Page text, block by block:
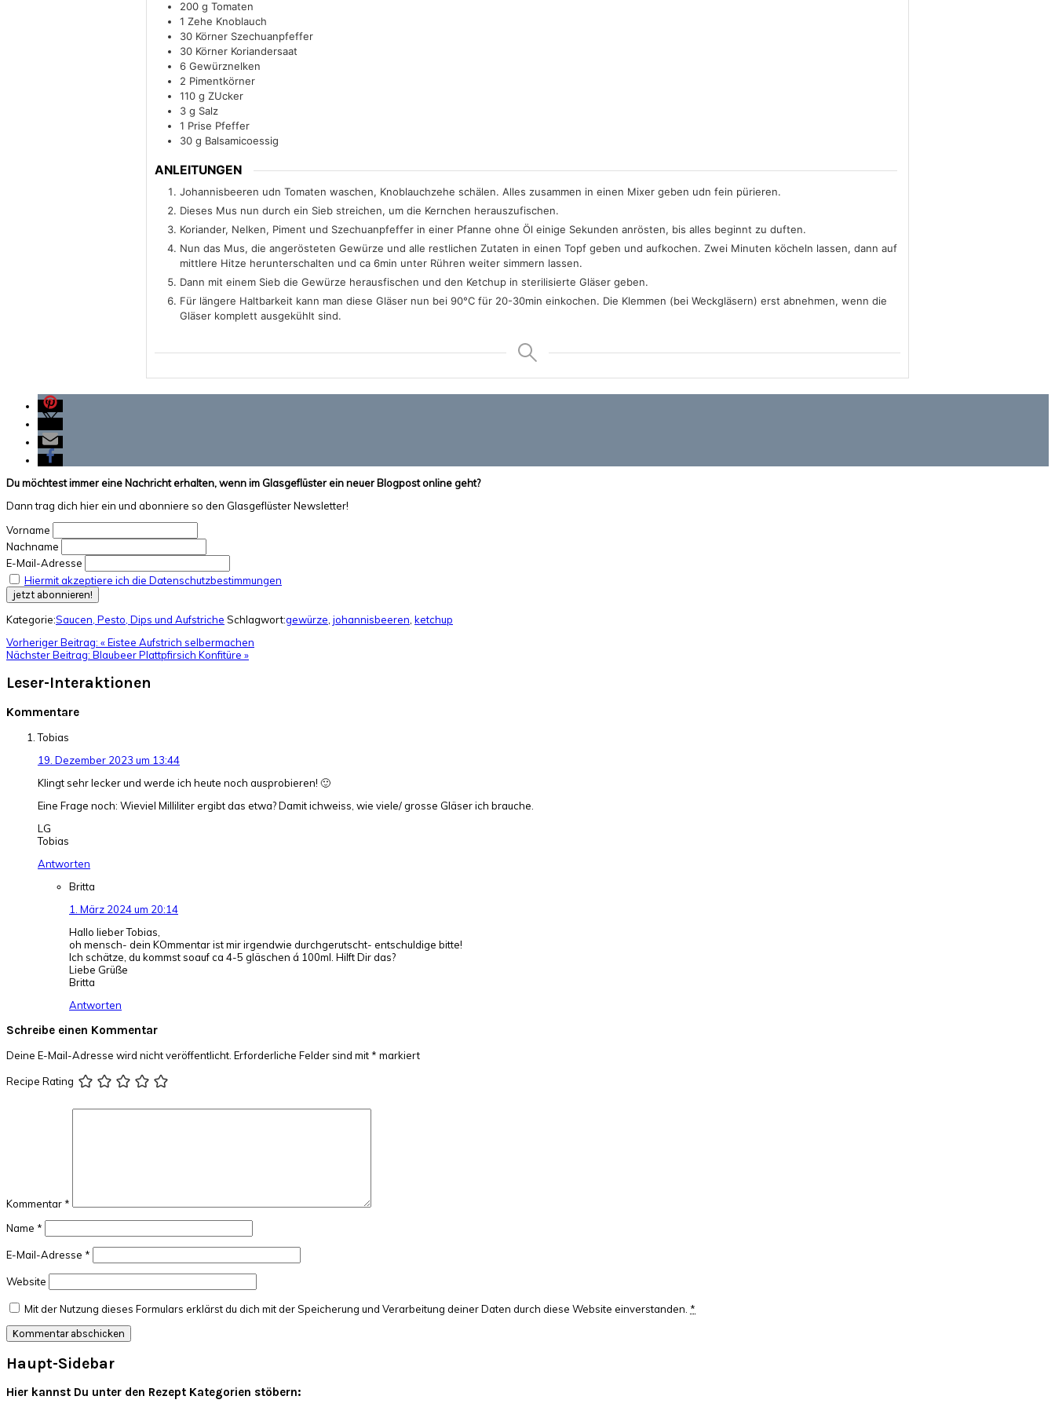
200 g Tomaten
1 Zehe Knoblauch
30 Körner Szechuanpfeffer
30 Körner Koriandersaat
6 Gewürznelken
2 Pimentkörner
110 g ZUcker
3 g Salz
1 Prise Pfeffer
30 g Balsamicoessig
ANLEITUNGEN
Johannisbeeren udn Tomaten waschen, Knoblauchzehe schälen. Alles zusammen in einen Mixer geben udn fein pürieren.
Dieses Mus nun durch ein Sieb streichen, um die Kernchen herauszufischen.
Koriander, Nelken, Piment und Szechuanpfeffer in einer Pfanne ohne Öl einige Sekunden anrösten, bis alles beginnt zu duften.
Nun das Mus, die angerösteten Gewürze und alle restlichen Zutaten in einen Topf geben und aufkochen. Zwei Minuten köcheln lassen, dann auf
mittlere Hitze herunterschalten und ca 6min unter Rühren weiter simmern lassen.
Dann mit einem Sieb die Gewürze herausfischen und den Ketchup in sterilisierte Gläser geben.
Für längere Haltbarkeit kann man diese Gläser nun bei 90°C für 20-30min einkochen. Die Klemmen (bei Weckgläsern) erst abnehmen, wenn die
Gläser komplett ausgekühlt sind.
Du möchtest immer eine Nachricht erhalten, wenn im Glasgeflüster ein neuer Blogpost online geht?
Dann trag dich hier ein und abonniere so den Glasgeflüster Newsletter!
Vorname
Nachname
E-Mail-Adresse
Hiermit akzeptiere ich die Datenschutzbestimmungen
Kategorie:Saucen, Pesto, Dips und Aufstriche Schlagwort:gewürze johannisbeeren ketchup
Vorheriger Beitrag: « Eistee Aufstrich selbermachen
Nächster Beitrag: Blaubeer Plattpfirsich Konfitüre »
Leser-Interaktionen
Kommentare
Tobias
19. Dezember 2023 um 13:44
Klingt sehr lecker und werde ich heute noch ausprobieren! 🙂
Eine Frage noch: Wieviel Milliliter ergibt das etwa? Damit ichweiss, wie viele/ grosse Gläser ich brauche.
LG
Tobias
Antworten
Britta
1. März 2024 um 20:14
Hallo lieber Tobias,
oh mensch- dein KOmmentar ist mir irgendwie durchgerutscht- entschuldige bitte!
Ich schätze, du kommst soauf ca 4-5 gläschen á 100ml. Hilft Dir das?
Liebe Grüße
Britta
Antworten
Schreibe einen Kommentar
Deine E-Mail-Adresse wird nicht veröffentlicht. Erforderliche Felder sind mit * markiert
Recipe Rating
Kommentar *
Name *
E-Mail-Adresse *
Website
Mit der Nutzung dieses Formulars erklärst du dich mit der Speicherung und Verarbeitung deiner Daten durch diese Website einverstanden. *
Haupt-Sidebar
Hier kannst Du unter den Rezept Kategorien stöbern: